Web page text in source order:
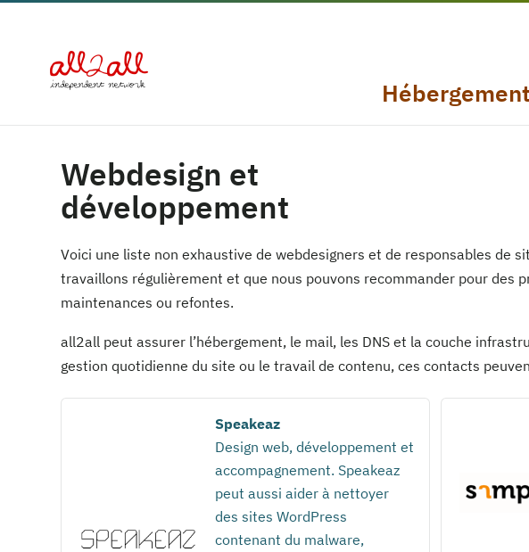
Webdesign et
développement
Voici une liste non exhaustive de webdesigners et de responsables de
travaillons régulièrement et que nous pouvons recommander pour des
maintenances ou refontes.
all2all peut assurer l’hébergement, le mail, les DNS et la couche
gestion quotidienne du site ou le travail de contenu, ces contacts
Speakeaz
Design web, développement et
accompagnement. Speakeaz
peut aussi aider à nettoyer
des sites WordPress
contenant du malware,